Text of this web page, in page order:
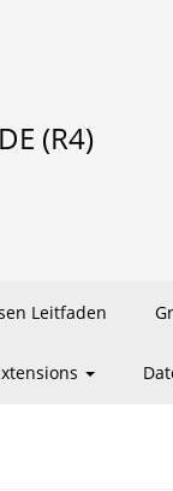
(R4)
Leitfaden